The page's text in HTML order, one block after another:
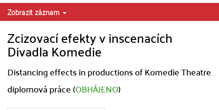
Zobrazit záznam
Zcizovací efekty v inscenacích
Divadla Komedie
Distancing effects in productions of Komedie Theatre
diplomová práce (OBHÁJENO)